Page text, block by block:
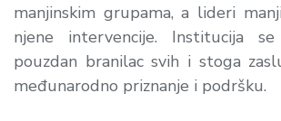
manjinskim grupama, a lideri
njene intervencije. Institucija
pouzdan branilac svih i stoga
međunarodno priznanje i podršku.